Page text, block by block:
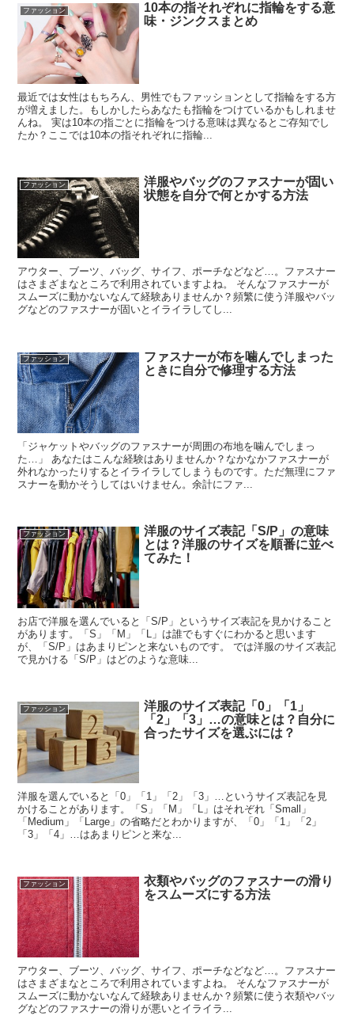
ファッション
10本の指それぞれに指輪をする意
味・ジンクスまとめ
最近では女性はもちろん、男性でもファッションとして指輪をする方
が増えました。もしかしたらあなたも指輪をつけているかもしれませ
んね。 実は10本の指ごとに指輪をつける意味は異なるとご存知でし
たか？ここでは10本の指それぞれに指輪...
ファッション
洋服やバッグのファスナーが固い
状態を自分で何とかする方法
アウター、ブーツ、バッグ、サイフ、ポーチなどなど…。ファスナー
はさまざまなところで利用されていますよね。 そんなファスナーが
スムーズに動かないなんて経験ありませんか？頻繁に使う洋服やバッ
グなどのファスナーが固いとイライラしてし...
ファッション
ファスナーが布を噛んでしまった
ときに自分で修理する方法
「ジャケットやバッグのファスナーが周囲の布地を噛んでしまっ
た…」 あなたはこんな経験はありませんか？なかなかファスナーが
外れなかったりするとイライラしてしまうものです。ただ無理にファ
スナーを動かそうしてはいけません。余計にファ...
ファッション
洋服のサイズ表記「S/P」の意味
とは？洋服のサイズを順番に並べ
てみた！
お店で洋服を選んでいると「S/P」というサイズ表記を見かけること
があります。「S」「M」「L」は誰でもすぐにわかると思います
が、「S/P」はあまりピンと来ないものです。 では洋服のサイズ表記
で見かける「S/P」はどのような意味...
ファッション
洋服のサイズ表記「0」「1」
「2」「3」…の意味とは？自分に
合ったサイズを選ぶには？
洋服を選んでいると「0」「1」「2」「3」…というサイズ表記を見
かけることがあります。「S」「M」「L」はそれぞれ「Small」
「Medium」「Large」の省略だとわかりますが、「0」「1」「2」
「3」「4」…はあまりピンと来な...
ファッション
衣類やバッグのファスナーの滑り
をスムーズにする方法
アウター、ブーツ、バッグ、サイフ、ポーチなどなど…。ファスナー
はさまざまなところで利用されていますよね。 そんなファスナーが
スムーズに動かないなんて経験ありませんか？頻繁に使う衣類やバッ
グなどのファスナーの滑りが悪いとイライラ...